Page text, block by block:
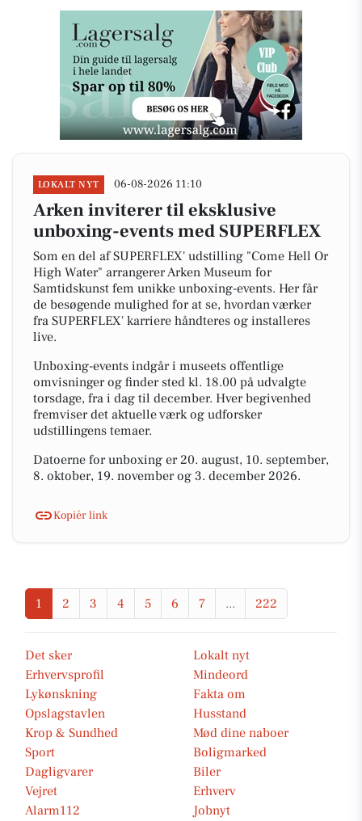
LOKALT NYT 06-08-2026 11:10
Arken inviterer til eksklusive
unboxing-events med SUPERFLEX
Som en del af SUPERFLEX' udstilling "Come Hell Or
High Water" arrangerer Arken Museum for
Samtidskunst fem unikke unboxing-events. Her får
de besøgende mulighed for at se, hvordan værker
fra SUPERFLEX' karriere håndteres og installeres
live.
Unboxing-events indgår i museets offentlige
omvisninger og finder sted kl. 18.00 på udvalgte
torsdage, fra i dag til december. Hver begivenhed
fremviser det aktuelle værk og udforsker
udstillingens temaer.
Datoerne for unboxing er 20. august, 10. september,
8. oktober, 19. november og 3. december 2026.
Kopiér link
1 2 3 4 5 6 7 ... 222
Det sker
Lokalt nyt
Erhvervsprofil
Mindeord
Lykønskning
Fakta om
Opslagstavlen
Husstand
Krop & Sundhed
Mød dine naboer
Sport
Boligmarked
Dagligvarer
Biler
Vejret
Erhverv
Alarm112
Jobnyt